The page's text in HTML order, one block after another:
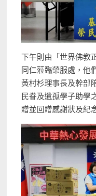
下午則由「世界佛教
同仁蒞臨榮服處，他
黃村杉理事長及幹部
民眷及遺孤學子助學
贈並回贈感謝狀及紀